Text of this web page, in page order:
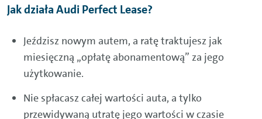
Jak działa Audi Perfect Lease?
Jeździsz nowym autem, a ratę traktujesz jak
miesięczną „opłatę abonamentową” za jego
użytkowanie.
Nie spłacasz całej wartości auta, a tylko
przewidywaną utratę jego wartości w czasie